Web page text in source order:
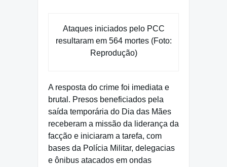
Ataques iniciados pelo PCC
resultaram em 564 mortes (Foto:
Reprodução)
A resposta do crime foi imediata e
brutal. Presos beneficiados pela
saída temporária do Dia das Mães
receberam a missão da liderança da
facção e iniciaram a tarefa, com
bases da Polícia Militar, delegacias
e ônibus atacados em ondas